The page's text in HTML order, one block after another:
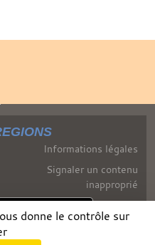
Informations légales
Signaler un contenu
inapproprié
donne le contrôle sur